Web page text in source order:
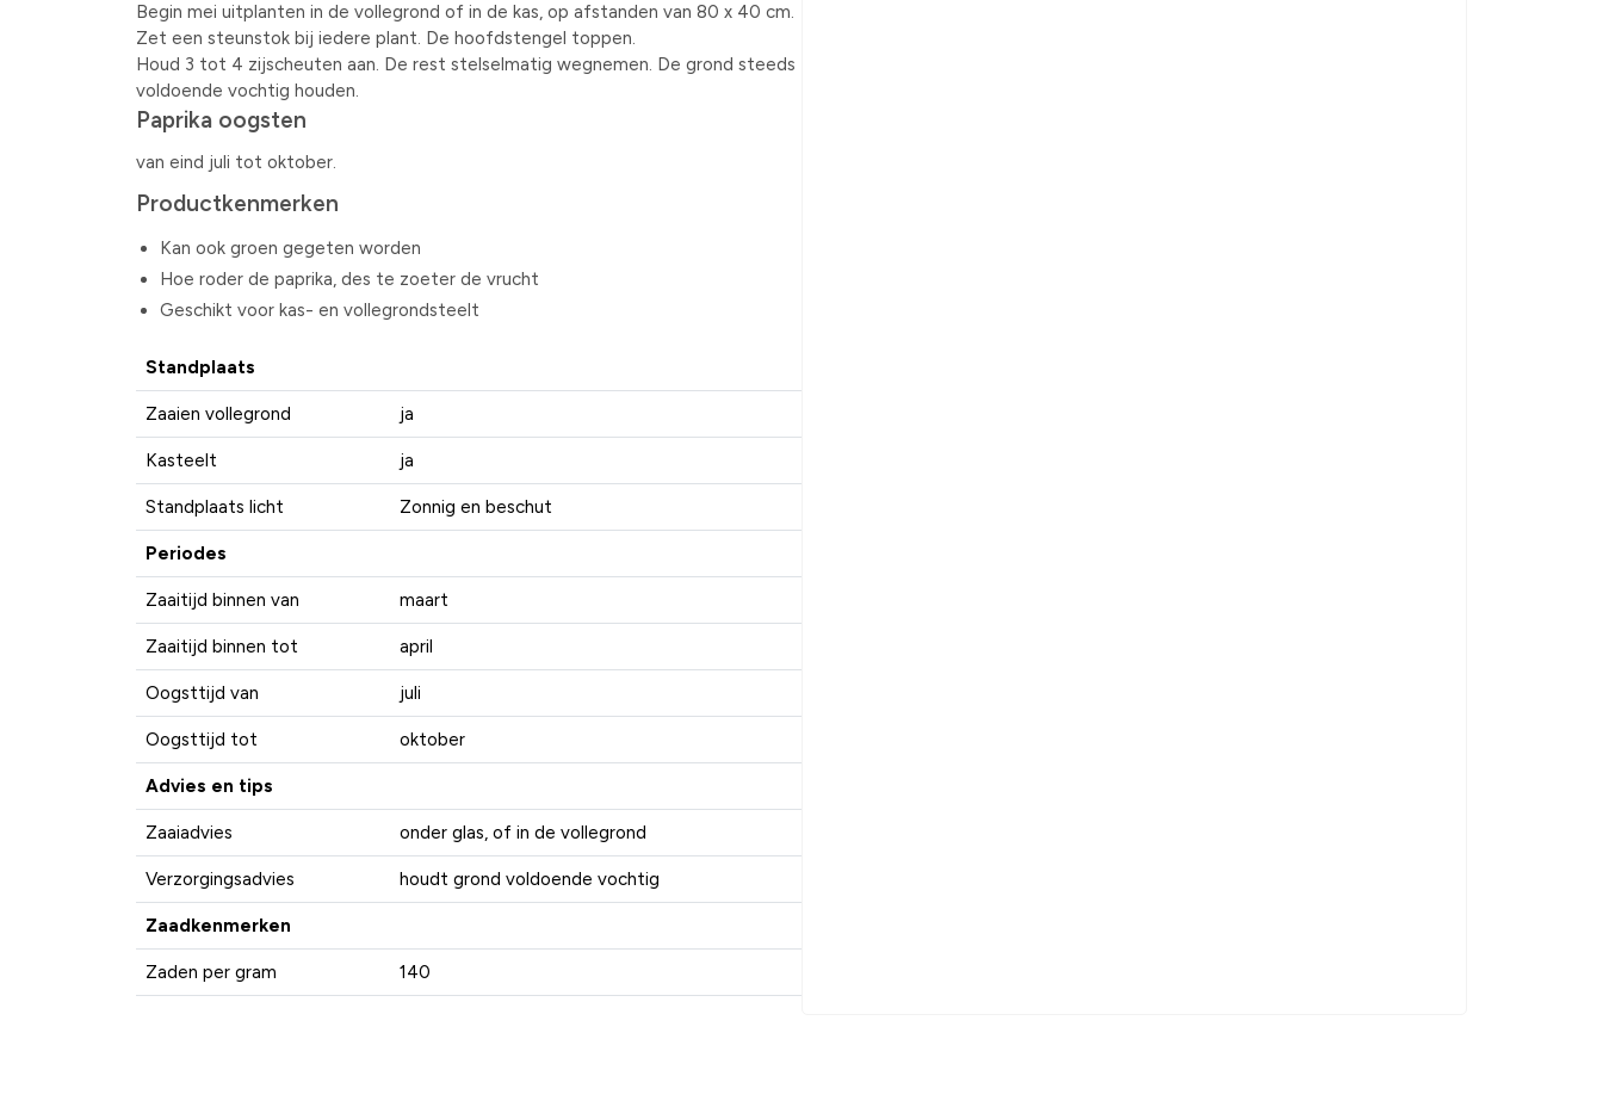
Begin mei uitplanten in de vollegrond of in de kas, op afstanden van 80 x 40 cm.
Zet een steunstok bij iedere plant. De hoofdstengel toppen.
Houd 3 tot 4 zijscheuten aan. De rest stelselmatig wegnemen. De grond steeds
voldoende vochtig houden.
Paprika oogsten
van eind juli tot oktober.
Productkenmerken
Kan ook groen gegeten worden
Hoe roder de paprika, des te zoeter de vrucht
Geschikt voor kas- en vollegrondsteelt
Standplaats
Zaaien vollegrond ja
Kasteelt ja
Standplaats licht Zonnig en beschut
Periodes
Zaaitijd binnen van maart
Zaaitijd binnen tot april
Oogsttijd van juli
Oogsttijd tot oktober
Advies en tips
Zaaiadvies onder glas, of in de vollegrond
Verzorgingsadvies houdt grond voldoende vochtig
Zaadkenmerken
Zaden per gram 140